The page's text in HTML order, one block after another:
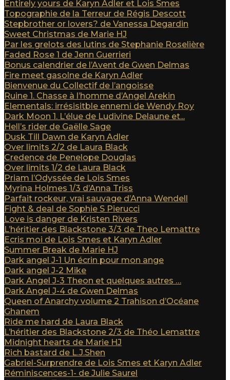
Entirely yours de Karyn Adler et Lois Smes
Topographie de la Terreur de Régis Descott
Stepbrother or lovers? de Vanessa Degardin
Sweet Christmas de Marie HJ
Par les grelots des lutins de Stephanie Roselière
Faded Rose 1 de Jenn Guerrieri
Bonus calendrier de l’Avent de Gwen Delmas
Fire meet gasolne de Karyn Adler
Bienvenue du Collectif de l’angoisse
Ruine 1. Chasse à l’homme d’Angel Arekin
Elementals: irrésisitble ennemi de Wendy Roy
Dark Moon 1. L’élue de Ludivine Delaune et...
Hell’s rider de Gaëlle Sage
Dusk Till Dawn de Karyn Adler
Over limits 2/2 de Laura Black
Credence de Penelope Douglas
Over limits 1/2 de Laura Black
Priam l’Odyssée de Lois Smes
Myrina Holmes 1/3 d’Anna Triss
Parfait rockeur, vrai sauvage d’Anna Wendell
Fight & deal de Sophie S Pierucci
Love is danger de Kristen Rivers
L’héritier des Blackstone 3/3 de Theo Lemattre
Ecris moi de Lois Smes et Karyn Adler
Summer Break de Marie HJ
Dark angel J-1 Un écrin pour mon ange
Dark angel J-2 Mike
Dark Angel J-3 Theon et quelques autres …
Dark Angel J-4 de Gwen Delmas
Queen of Anarchy volume 2 Trahison d’Océane
Ghanem
Ride me hard de Laura Black
L’héritier des Blackstone 2/3 de Théo Lemattre
Midnight hearts de Marie HJ
Rich bastard de L.J.Shen
Gabriel-Surprendre de Lois Smes et Karyn Adler
Réminiscences-1- de Julie Saurel